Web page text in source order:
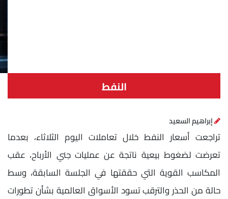
النفط
إبراهيم السعيد
تراجعت أسعار النفط خلال تعاملات اليوم الثلاثاء، بعدما
تعرضت لضغوط بيعية ناتجة عن عمليات جني الأرباح، عقب
المكاسب القوية التي حققتها في الجلسة السابقة، وسط
حالة من الحذر والترقب تسود الأسواق العالمية بشأن تطورات